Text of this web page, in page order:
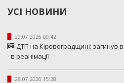
УСІ НОВИНИ
29.07.2026 09:42
ДТП на Кіровоградщині: загинув
- в реанімації
28.07.2026 15:28